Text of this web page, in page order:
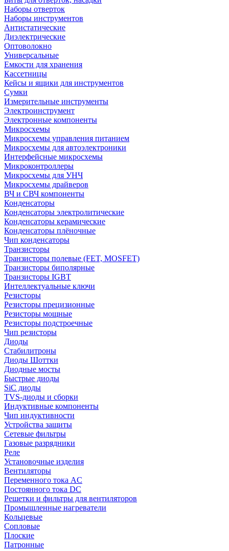
Наборы отверток
Наборы инструментов
Антистатические
Диэлектрические
Оптоволокно
Универсальные
Емкости для хранения
Кассетницы
Кейсы и ящики для инструментов
Сумки
Измерительные инструменты
Электроинструмент
Электронные компоненты
Микросхемы
Микросхемы управления питанием
Микросхемы для автоэлектроники
Интерфейсные микросхемы
Микроконтроллеры
Микросхемы для УНЧ
Микросхемы драйверов
ВЧ и СВЧ компоненты
Конденсаторы
Конденсаторы электролитические
Конденсаторы керамические
Конденсаторы плёночные
Чип конденсаторы
Транзисторы
Транзисторы полевые (FET, MOSFET)
Транзисторы биполярные
Транзисторы IGBT
Интеллектуальные ключи
Резисторы
Резисторы прецизионные
Резисторы мощные
Резисторы подстроечные
Чип резисторы
Диоды
Стабилитроны
Диоды Шоттки
Диодные мосты
Быстрые диоды
SiC диоды
TVS-диоды и сборки
Индуктивные компоненты
Чип индуктивности
Устройства защиты
Сетевые фильтры
Газовые разрядники
Реле
Установочные изделия
Вентиляторы
Переменного тока AC
Постоянного тока DC
Решетки и фильтры для вентиляторов
Промышленные нагреватели
Кольцевые
Сопловые
Плоские
Патронные